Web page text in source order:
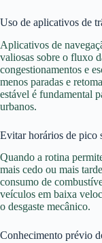
Uso de aplicativos de
Aplicativos de
valiosas sobre o fluxo
congestionamentos e
menos paradas e
estável é fundamental
urbanos.
Evitar horários de pico
Quando a rotina
mais cedo ou mais
consumo de
veículos em baixa
o desgaste mecânico.
Conhecimento prévio